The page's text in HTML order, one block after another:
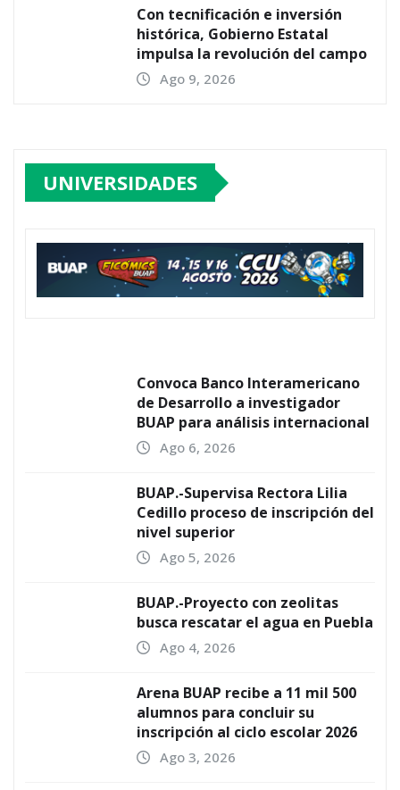
Con tecnificación e inversión
histórica, Gobierno Estatal
impulsa la revolución del campo
Ago 9, 2026
UNIVERSIDADES
Convoca Banco Interamericano
de Desarrollo a investigador
BUAP para análisis internacional
Ago 6, 2026
BUAP.-Supervisa Rectora Lilia
Cedillo proceso de inscripción del
nivel superior
Ago 5, 2026
BUAP.-Proyecto con zeolitas
busca rescatar el agua en Puebla
Ago 4, 2026
Arena BUAP recibe a 11 mil 500
alumnos para concluir su
inscripción al ciclo escolar 2026
Ago 3, 2026